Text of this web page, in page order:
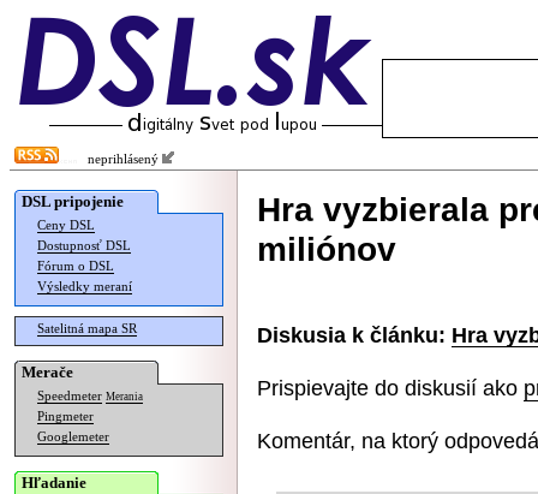
neprihlásený
DSL pripojenie
Ceny DSL
Dostupnosť DSL
Fórum o DSL
Výsledky meraní
Satelitná mapa SR
Merače
Speedmeter Merania
Pingmeter
Googlemeter
Hľadanie
Hra vyzbierala
miliónov
Diskusia k článku: Hra
Prispievajte do diskusií ako
Komentár, na ktorý